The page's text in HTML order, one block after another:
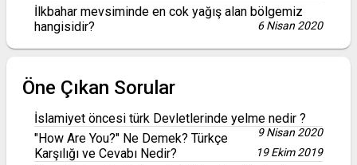
İlkbahar mevsiminde en cok yağış alan bölgemiz
hangisidir?
6 Nisan 2020
Öne Çıkan Sorular
İslamiyet öncesi türk Devletlerinde yelme nedir ?
9 Nisan 2020
"How Are You?" Ne Demek? Türkçe
Karşılığı ve Cevabı Nedir?
19 Ekim 2019